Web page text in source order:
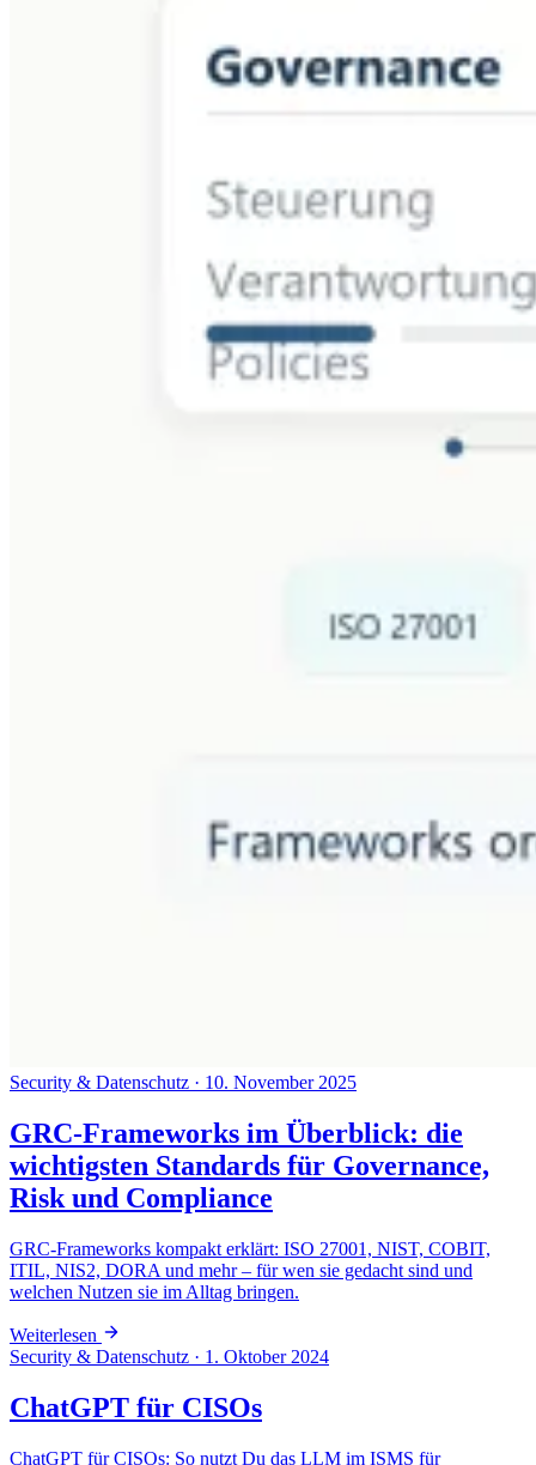
Security & Datenschutz · 10. November 2025
GRC-Frameworks im Überblick: die
wichtigsten Standards für Governance,
Risk und Compliance
GRC-Frameworks kompakt erklärt: ISO 27001, NIST, COBIT,
ITIL, NIS2, DORA und mehr – für wen sie gedacht sind und
welchen Nutzen sie im Alltag bringen.
Weiterlesen
Security & Datenschutz · 1. Oktober 2024
ChatGPT für CISOs
ChatGPT für CISOs: So nutzt Du das LLM im ISMS für